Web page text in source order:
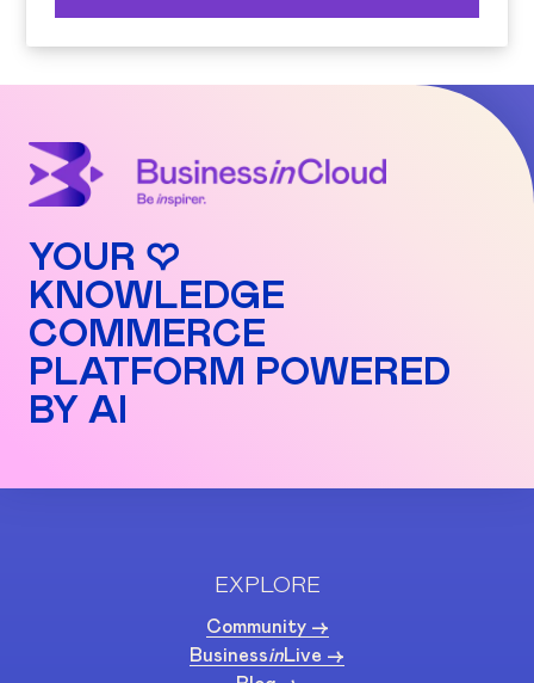
YOUR ♡
KNOWLEDGE
COMMERCE
PLATFORM POWERED
BY AI
EXPLORE
Community ->
BusinessinLive ->